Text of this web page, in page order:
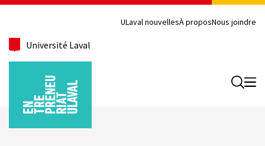
ULaval nouvellesÀ proposNous joindre
Université Laval